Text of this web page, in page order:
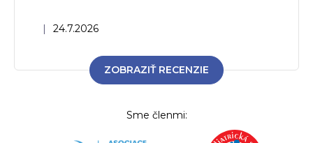
Hodnotenie obchodu je 5 z 5 hviezdičiek.
| 24.7.2026
ZOBRAZIŤ RECENZIE
Sme členmi: